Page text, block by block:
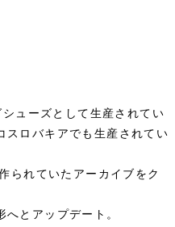
ューズとして生産されてい
スロバキアでも生産されてい
られていたアーカイブをク
とアップデート。